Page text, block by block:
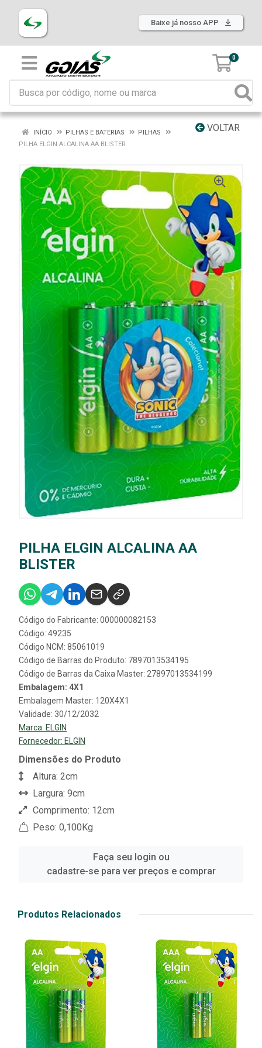
Baixe já nosso APP
0
VOLTAR
INÍCIO PILHAS E BATERIAS
PILHAS
PILHA ELGIN ALCALINA AA BLISTER
PILHA ELGIN ALCALINA AA
BLISTER
Código do Fabricante: 000000082153
Código: 49235
Código NCM: 85061019
Código de Barras do Produto: 7897013534195
Código de Barras da Caixa Master: 27897013534199
Embalagem: 4X1
Embalagem Master: 120X4X1
Validade: 30/12/2032
Marca: ELGIN
Fornecedor: ELGIN
Dimensões do Produto
Altura: 2cm
Largura: 9cm
Comprimento: 12cm
Peso: 0,100Kg
Faça seu login ou
cadastre-se para ver preços e comprar
Produtos Relacionados